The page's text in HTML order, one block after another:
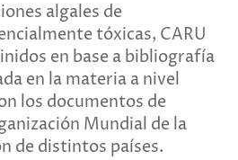
algales de
tóxicas, CARU
en base a bibliografía
en la materia a nivel
los documentos de
Mundial de la
de distintos países.